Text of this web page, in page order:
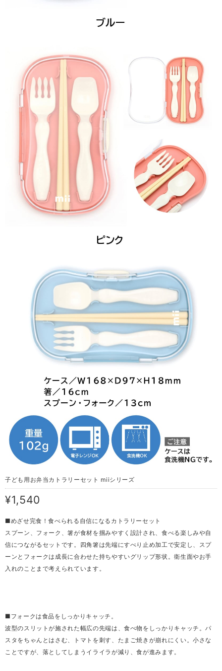
子ども用お弁当カトラリーセット miiシリーズ
¥1,540
■めざせ完食！食べられる自信になるカトラリーセット
スプーン、フォーク、箸が食材を掴みやすく設計され、食べる楽しみや自
信につながるセットです。四角箸は先端にすべり止め加工で安定し、スプ
ーンとフォークは成長に合わせた持ちやすいグリップ形状。衛生面やお手
入れのことまで考えられています。
■フォークは食品をしっかりキャッチ。
波型のスリットが施された幅広の先端は、食べ物をしっかりキャッチ。パ
スタをちゃんとはさむ、トマトを刺す、たまご焼きが崩れにくい。小さな
ことですが、落としてしまうイライラが減り、食が進みます。